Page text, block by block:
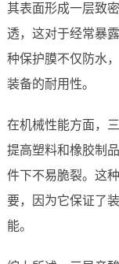
其表面形成一层致
透，这对于经常暴
种保护膜不仅防水
装备的耐用性。
在机械性能方面，
提高塑料和橡胶制
件下不易脆裂。这
要，因为它保证了
能。